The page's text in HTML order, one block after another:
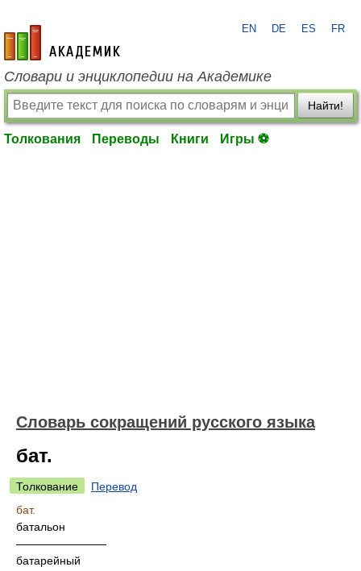
academic.ru
EN DE ES FR
Словари и энциклопедии на Академике
Найти!
Толкования Переводы Книги Игры ⚽
Словарь сокращений русского языка
бат.
Толкование
Перевод
бат.
батальон
————————
батарейный